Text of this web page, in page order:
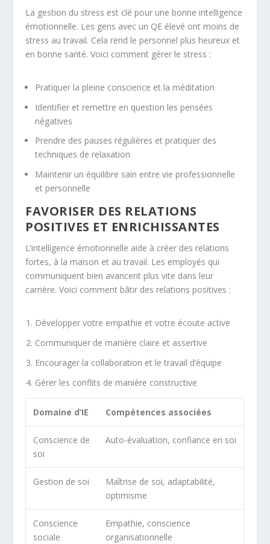
La gestion du stress est clé pour une bonne intelligence
émotionnelle. Les gens avec un QE élevé ont moins de
stress au travail. Cela rend le personnel plus heureux et
en bonne santé. Voici comment gérer le stress :
Pratiquer la pleine conscience et la méditation
Identifier et remettre en question les pensées
négatives
Prendre des pauses régulières et pratiquer des
techniques de relaxation
Maintenir un équilibre sain entre vie professionnelle
et personnelle
FAVORISER DES RELATIONS
POSITIVES ET ENRICHISSANTES
L’intelligence émotionnelle aide à créer des relations
fortes, à la maison et au travail. Les employés qui
communiquent bien avancent plus vite dans leur
carrière. Voici comment bâtir des relations positives :
Développer votre empathie et votre écoute active
Communiquer de manière claire et assertive
Encourager la collaboration et le travail d’équipe
Gérer les conflits de manière constructive
Domaine d’IE Compétences associées
Conscience de
soi
Auto-évaluation, confiance en soi
Gestion de soi
Maîtrise de soi, adaptabilité,
optimisme
Conscience
sociale
Empathie, conscience
organisationnelle